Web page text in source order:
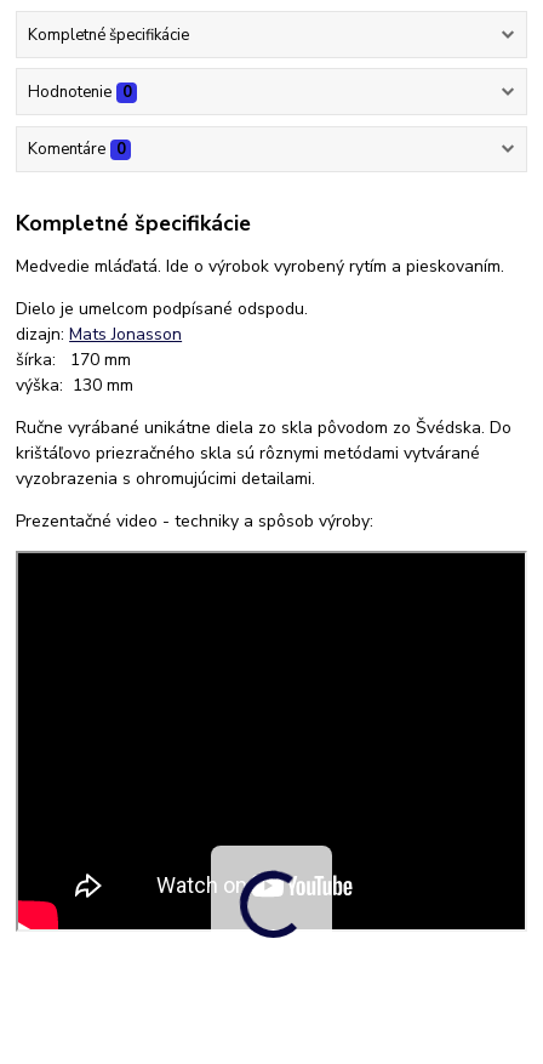
Kompletné špecifikácie
Hodnotenie 0
Komentáre 0
Kompletné špecifikácie
Medvedie mláďatá. Ide o výrobok vyrobený rytím a pieskovaním.
Dielo je umelcom podpísané odspodu.
dizajn:Mats Jonasson
šírka: 170 mm
výška: 130 mm
Ručne vyrábané unikátne diela zo skla pôvodom zo Švédska. Do
krištáľovo priezračného skla sú rôznymi metódami vytvárané
vyzobrazenia s ohromujúcimi detailami.
Prezentačné video - techniky a spôsob výroby: